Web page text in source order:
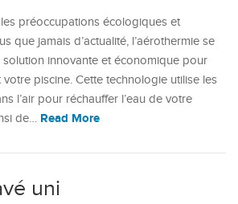
préoccupations écologiques et
que jamais d’actualité, l’aérothermie se
innovante et économique pour
piscine. Cette technologie utilise les
l’air pour réchauffer l’eau de votre
de… Read More
uni